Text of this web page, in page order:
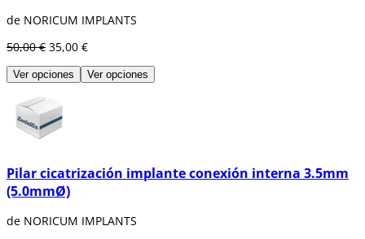
de NORICUM IMPLANTS
50,00 € 35,00 €
Ver opciones Ver opciones
Pilar cicatrización implante conexión interna 3.5mm
(5.0mmØ)
de NORICUM IMPLANTS